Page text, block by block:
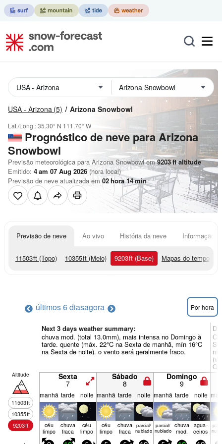
USA - Arizona (5) Arizona Snowbowl
Lat./Long.:35.30° N 111.70° W
Prognóstico de neve para Arizona
Snowbowl
Previsão meteorológica para Arizona Snowbowl em 9203ftaltitude
Emitido: 4 am 07 Aug 2026 (hora local)
Previsão de neve atualizada em 02hora14min
Previsão de neve Ao vivo História da neve Informação
11503ft (Topo) 10355ft (Meio) 9203ft (Base) Mapas do tempo
últimos 6 diasagora Por hora
Next 3 days weather summary:
chuva mod. (total 13.0mm), mais intensa no Domingo à
tarde. quente (máx. 22°C na Sexta de manhã, mín 16°C
na Sexta de noite). o vento será geralmente fraco.
Altitude
11503ft
10355ft
9203ft
Sexta
7
Sábado
8
Domingo
9
manhã tarde noite manhã tarde noite manhã tarde noite
céu
limpo
chuva
fraca
céu
limpo
céu
limpo
chuva
fraca
parcial/
nublado
parcial/
nublado
chuva
mod.
agua­
ceiros